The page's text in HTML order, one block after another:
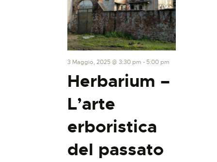
Herbarium –
L’arte
erboristica
del passato
3 Maggio, 2025 @ 3:30 pm - 5:00 pm